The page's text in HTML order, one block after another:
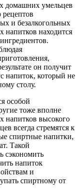
домашних умельцев
и безалкогольных
напитков находится
он получит
напиток, который не
столу.
особой
тоже вполне
напитков высокого
всегда стремятся к
спиртные напитки,
Такой
сэкономить
напиток
и
спиртному от